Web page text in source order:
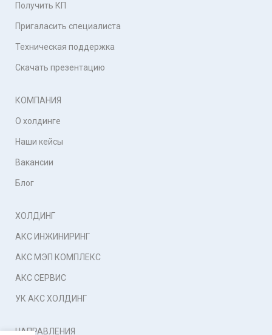
Получить КП
Пригаласить специалиста
Техническая поддержка
Скачать презентацию
КОМПАНИЯ
О холдинге
Наши кейсы
Вакансии
Блог
ХОЛДИНГ
АКС ИНЖИНИРИНГ
АКС МЭП КОМПЛЕКС
АКС СЕРВИС
УК АКС ХОЛДИНГ
НАПРАВЛЕНИЯ